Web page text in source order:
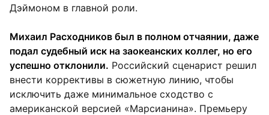
Дэймоном в главной роли.
Михаил Расходников был в полном отчаянии, даже
подал судебный иск на заокеанских коллег, но его
успешно отклонили. Российский сценарист решил
внести коррективы в сюжетную линию, чтобы
исключить даже минимальное сходство с
американской версией «Марсианина». Премьеру